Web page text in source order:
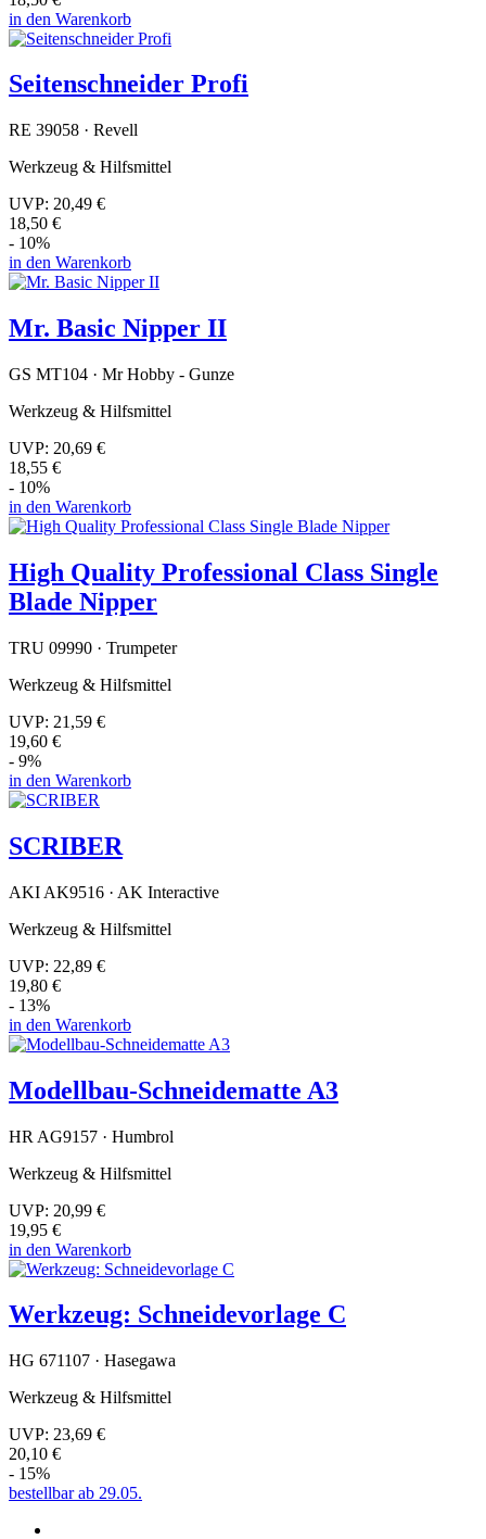
in den Warenkorb
Seitenschneider Profi
RE 39058 · Revell
Werkzeug & Hilfsmittel
UVP: 20,49 €
18,50 €
- 10%
in den Warenkorb
Mr. Basic Nipper II
GS MT104 · Mr Hobby - Gunze
Werkzeug & Hilfsmittel
UVP: 20,69 €
18,55 €
- 10%
in den Warenkorb
High Quality Professional Class Single
Blade Nipper
TRU 09990 · Trumpeter
Werkzeug & Hilfsmittel
UVP: 21,59 €
19,60 €
- 9%
in den Warenkorb
SCRIBER
AKI AK9516 · AK Interactive
Werkzeug & Hilfsmittel
UVP: 22,89 €
19,80 €
- 13%
in den Warenkorb
Modellbau-Schneidematte A3
HR AG9157 · Humbrol
Werkzeug & Hilfsmittel
UVP: 20,99 €
19,95 €
in den Warenkorb
Werkzeug: Schneidevorlage C
HG 671107 · Hasegawa
Werkzeug & Hilfsmittel
UVP: 23,69 €
20,10 €
- 15%
bestellbar ab 29.05.